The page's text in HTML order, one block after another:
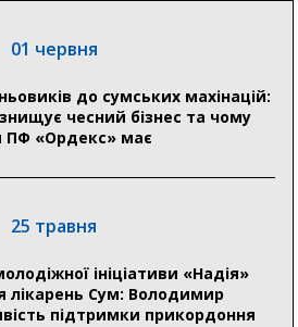
родинам 20 полеглих Героїв
громадянина міста Суми»
30 липня
до обговорення Плану
Прем’єр-міністром
01 червня
до сумських махінацій:
чесний бізнес та чому
ПФ «Ордекс» має
25 травня
ініціативи «Надія»
лікарень Сум: Володимир
підтримки прикордоння